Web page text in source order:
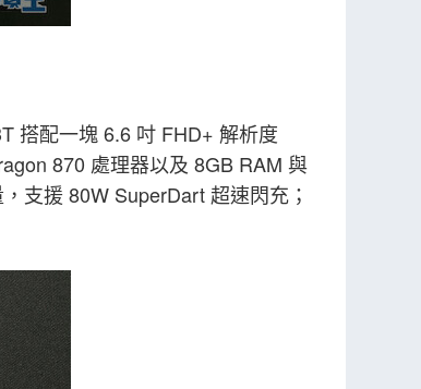
搭配一塊 6.6 吋 FHD+ 解析度
870 處理器以及 8GB RAM 與
支援 80W SuperDart 超速閃充；